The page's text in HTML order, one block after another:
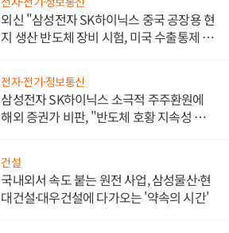
외신 "삼성전자 SK하이닉스 중국 공장용 현
지 생산 반도체 장비 시험, 미국 수출통제 대
전자·전기·정보통신
삼성전자 SK하이닉스 소극적 주주환원에
해외 증권가 비판, "반도체 호황 지속성 의
건설
국내외서 속도 붙는 원전 사업, 삼성물산·현
대건설·대우건설에 다가오는 '약속의 시간'